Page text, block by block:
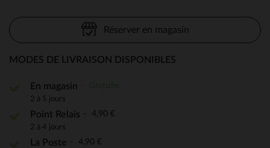
Réserver en magasin
MODES DE LIVRAISON DISPONIBLES
En magasin
2 à 5 jours
Point Relais 4,90 €
2 à 4 jours
La Poste 4,90 €